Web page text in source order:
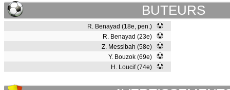
BUTEURS
R. Benayad (18e, pen.)
R. Benayad (23e)
Z. Messibah (58e)
Y. Bouzok (69e)
H. Loucif (74e)